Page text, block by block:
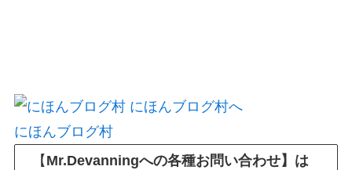
にほんブログ村
【 Mr.Devanningへの各種お問い合わせ】は